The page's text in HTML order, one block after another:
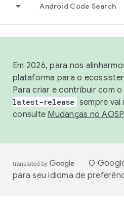
Android Code Search
Em 2026, para nos
plataforma para o
Para criar e contribuir com o
latest-release sempre vai
consulte Mudanças no AOSP.
O
para seu idioma de